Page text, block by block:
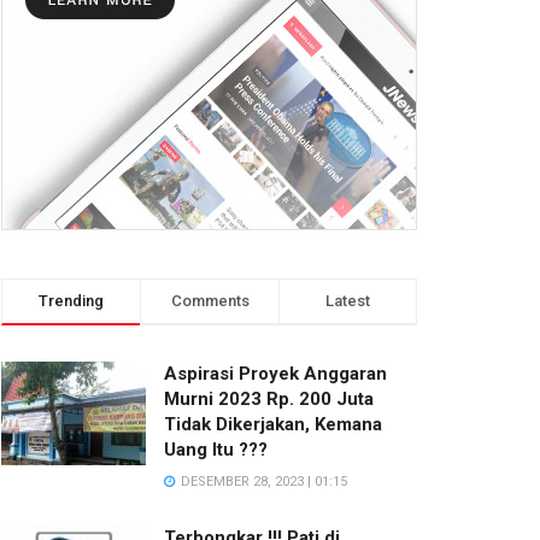
Trending Comments Latest
Aspirasi Proyek Anggaran
Murni 2023 Rp. 200 Juta
Tidak Dikerjakan, Kemana
Uang Itu ???
DESEMBER 28, 2023 | 01:15